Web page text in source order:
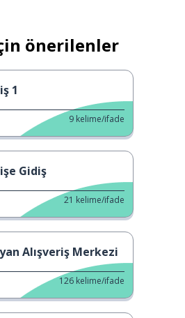
önerilenler
1
9 kelime/ifade
Gidiş
21 kelime/ifade
Alışveriş Merkezi
126 kelime/ifade